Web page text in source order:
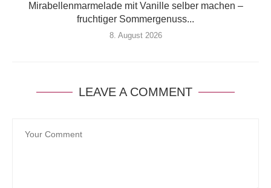
Mirabellenmarmelade mit Vanille selber machen –
fruchtiger Sommergenuss...
8. August 2026
LEAVE A COMMENT